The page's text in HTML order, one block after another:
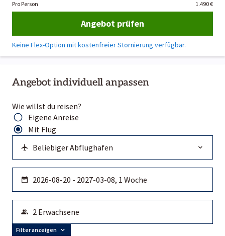
Angebot individuell anpassen
Wie willst du reisen?
Eigene Anreise
Mit Flug
Filter anzeigen
Pro Person 1.490 €
Angebot prüfen
Keine Flex-Option mit kostenfreier Stornierung verfügbar.